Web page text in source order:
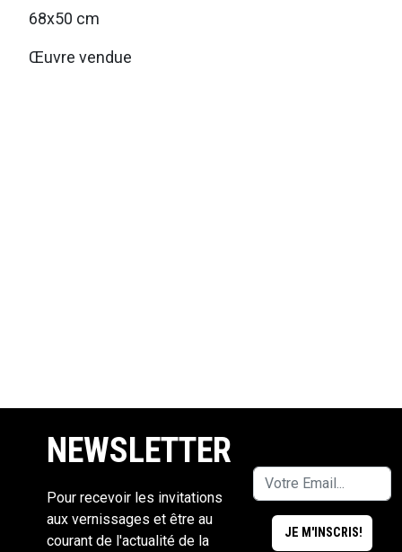
68x50 cm
Œuvre vendue
NEWSLETTER
Pour recevoir les invitations
aux vernissages et être au
courant de l'actualité de la